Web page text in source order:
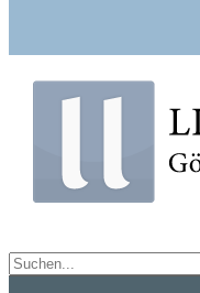
Suchen
nach: